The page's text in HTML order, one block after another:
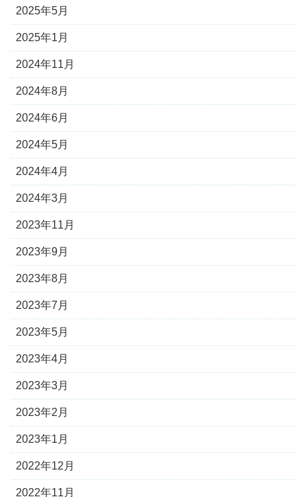
2025年5月
2025年1月
2024年11月
2024年8月
2024年6月
2024年5月
2024年4月
2024年3月
2023年11月
2023年9月
2023年8月
2023年7月
2023年5月
2023年4月
2023年3月
2023年2月
2023年1月
2022年12月
2022年11月